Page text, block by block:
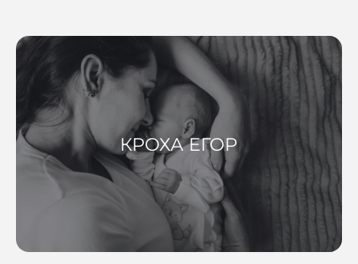
КРОХА ЕГОР